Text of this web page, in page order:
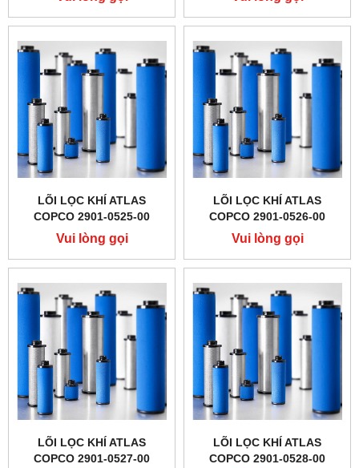
LÕI LỌC KHÍ ATLAS
COPCO 2901-0525-00
Vui lòng gọi
LÕI LỌC KHÍ ATLAS
COPCO 2901-0526-00
Vui lòng gọi
LÕI LỌC KHÍ ATLAS
COPCO 2901-0527-00
LÕI LỌC KHÍ ATLAS
COPCO 2901-0528-00